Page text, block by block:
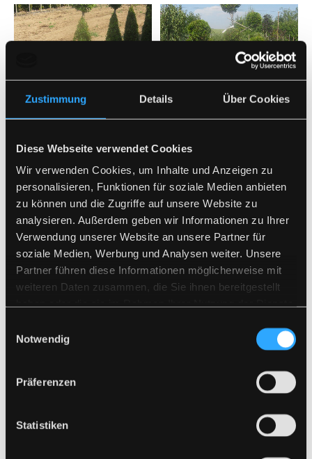
Zustimmung Details Über Cookies
Diese Webseite verwendet Cookies
Wir verwenden Cookies, um Inhalte und Anzeigen zu
personalisieren, Funktionen für soziale Medien anbieten
zu können und die Zugriffe auf unsere Website zu
analysieren. Außerdem geben wir Informationen zu Ihrer
Verwendung unserer Website an unsere Partner für
soziale Medien, Werbung und Analysen weiter. Unsere
Partner führen diese Informationen möglicherweise mit
weiteren Daten zusammen, die Sie ihnen bereitgestellt
Notwendig
Präferenzen
Statistiken